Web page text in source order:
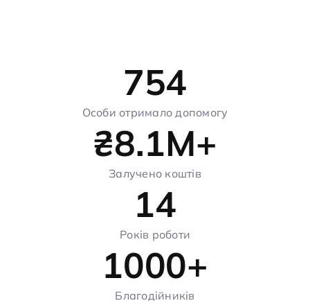
754
Особи отримало допомогу
₴8.1M+
Залучено коштів
14
Років роботи
1000+
Благодійників